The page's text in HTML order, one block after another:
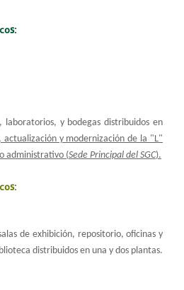
laboratorios, y bodegas distribuidos en
actualización y modernización de la "L"
administrativo (Sede Principal del SGC).
de exhibición, repositorio, oficinas y
distribuidos en una y dos plantas.